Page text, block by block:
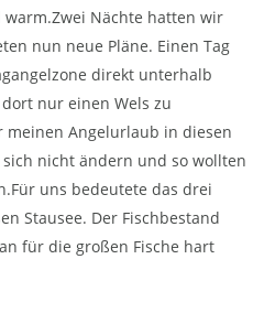
warm.Zwei Nächte hatten wir
nun neue Pläne. Einen Tag
direkt unterhalb
nur einen Wels zu
Angelurlaub in diesen
nicht ändern und so wollten
uns bedeutete das drei
Stausee. Der Fischbestand
für die großen Fische hart